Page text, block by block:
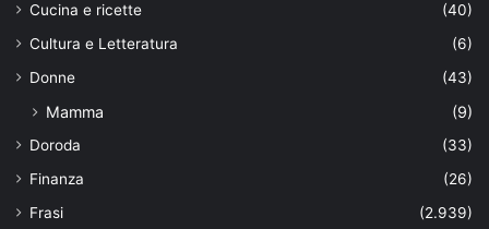
Cucina e ricette
(40)
Cultura e Letteratura
(6)
Donne
(43)
Mamma (9)
Doroda
(33)
Finanza
(26)
Frasi
(2.939)